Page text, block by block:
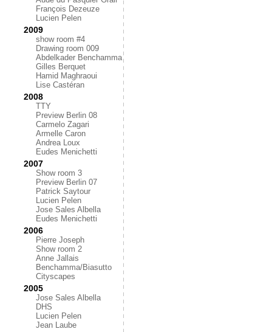
François Dezeuze
Lucien Pelen
2009
show room #4
Drawing room 009
Abdelkader Benchamma
Gilles Berquet
Hamid Maghraoui
Lise Castéran
2008
TTY
Preview Berlin 08
Carmelo Zagari
Armelle Caron
Andrea Loux
Eudes Menichetti
2007
Show room 3
Preview Berlin 07
Patrick Saytour
Lucien Pelen
Jose Sales Albella
Eudes Menichetti
2006
Pierre Joseph
Show room 2
Anne Jallais
Benchamma/Biasutto
Cityscapes
2005
Jose Sales Albella
DHS
Lucien Pelen
Jean Laube